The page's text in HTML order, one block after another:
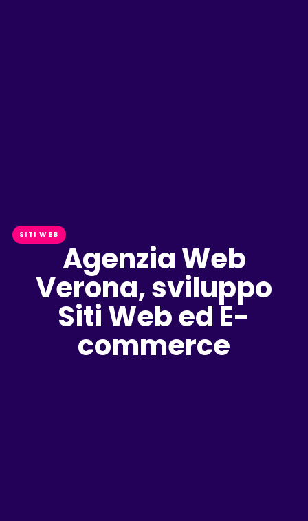
SITI WEB
Agenzia Web
Verona, sviluppo
Siti Web ed E-
commerce